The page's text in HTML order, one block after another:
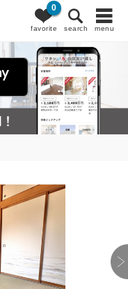
favorite
0
search menu